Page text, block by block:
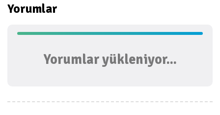
Yorumlar
Yorumlar yükleniyor...